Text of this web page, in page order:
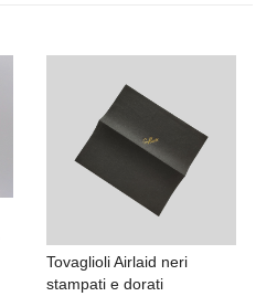
Tovaglioli Airlaid neri
stampati e dorati